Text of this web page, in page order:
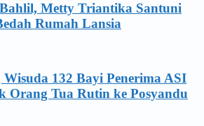
Metty Triantika Santuni
Rumah Lansia
132 Bayi Penerima ASI
Orang Tua Rutin ke Posyandu